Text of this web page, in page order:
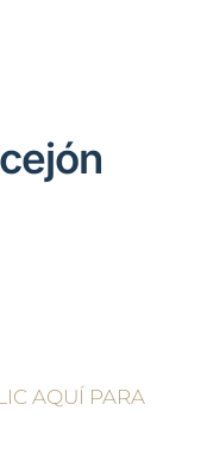
AQUÍ PARA